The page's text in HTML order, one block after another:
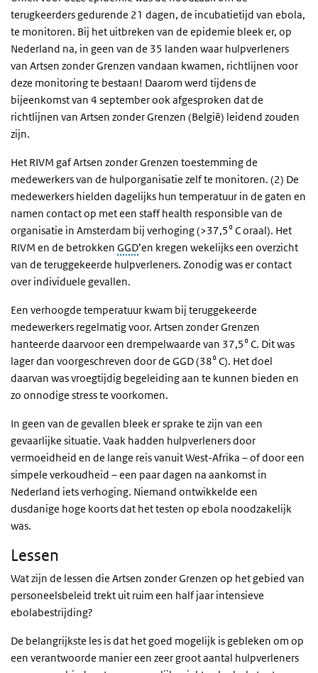
terugkeerders gedurende 21 dagen, de incubatietijd van ebola,
te monitoren. Bij het uitbreken van de epidemie bleek er, op
Nederland na, in geen van de 35 landen waar hulpverleners
van Artsen zonder Grenzen vandaan kwamen, richtlijnen voor
deze monitoring te bestaan! Daarom werd tijdens de
bijeenkomst van 4 september ook afgesproken dat de
richtlijnen van Artsen zonder Grenzen (België) leidend zouden
zijn.
Het RIVM gaf Artsen zonder Grenzen toestemming de
medewerkers van de hulporganisatie zelf te monitoren. (2) De
medewerkers hielden dagelijks hun temperatuur in de gaten en
namen contact op met een staff health responsible van de
organisatie in Amsterdam bij verhoging (>37,5⁰ C oraal). Het
RIVM en de betrokken GGD’en kregen wekelijks een overzicht
van de teruggekeerde hulpverleners. Zonodig was er contact
over individuele gevallen.
Een verhoogde temperatuur kwam bij teruggekeerde
medewerkers regelmatig voor. Artsen zonder Grenzen
hanteerde daarvoor een drempelwaarde van 37,5⁰ C. Dit was
lager dan voorgeschreven door de GGD (38⁰ C). Het doel
daarvan was vroegtijdig begeleiding aan te kunnen bieden en
zo onnodige stress te voorkomen.
In geen van de gevallen bleek er sprake te zijn van een
gevaarlijke situatie. Vaak hadden hulpverleners door
vermoeidheid en de lange reis vanuit West-Afrika – of door een
simpele verkoudheid – een paar dagen na aankomst in
Nederland iets verhoging. Niemand ontwikkelde een
dusdanige hoge koorts dat het testen op ebola noodzakelijk
was.
Lessen
Wat zijn de lessen die Artsen zonder Grenzen op het gebied van
personeelsbeleid trekt uit ruim een half jaar intensieve
ebolabestrijding?
De belangrijkste les is dat het goed mogelijk is gebleken om op
een verantwoorde manier een zeer groot aantal hulpverleners